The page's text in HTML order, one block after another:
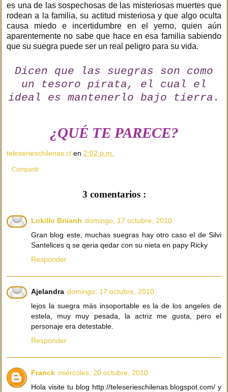
es una de las sospechosas de las misteriosas muertes que
rodean a la familia, su actitud misteriosa y que algo oculta
causa miedo e incertidumbre en el yerno, quien aún
aparentemente no sabe que hace en esa familia sabiendo
que su suegra puede ser un real peligro para su vida.
Dicen que las suegras son como
un tesoro pirata, el cual el
ideal es mantenerlo bajo tierra.
¿QUÉ TE PARECE?
teleserieschilenas.cl en 2:02 p.m.
Compartir
3 comentarios :
Lokillo Briianh domingo, 17 octubre, 2010
Gran blog este, muchas suegras hay otro caso el de Silvi
Santelices q se qeria qedar con su nieta en papy Ricky
Responder
Ajelandra domingo, 17 octubre, 2010
lejos la suegra más insoportable es la de los angeles de
estela, muy muy pesada, la actriz me gusta, pero el
personaje era detestable.
Responder
Franck miércoles, 20 octubre, 2010
Hola visite tu blog http://teleserieschilenas.blogspot.com/ y